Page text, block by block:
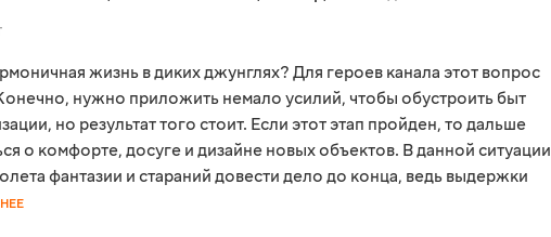
жизнь в диких джунглях? Для героев канала этот вопрос
нужно приложить немало усилий, чтобы обустроить быт
но результат того стоит. Если этот этап пройден, то дальше
о комфорте, досуге и дизайне новых объектов. В данной ситуации
фантазии и стараний довести дело до конца, ведь выдержки